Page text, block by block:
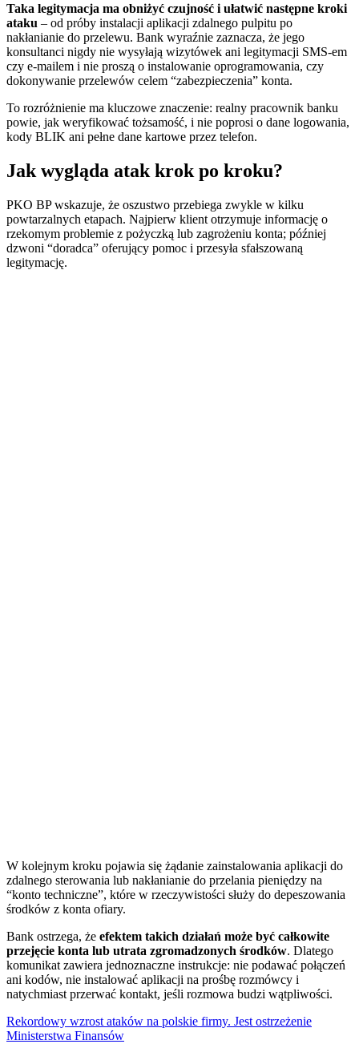
Taka legitymacja ma obniżyć czujność i ułatwić następne kroki
ataku – od próby instalacji aplikacji zdalnego pulpitu po
nakłanianie do przelewu. Bank wyraźnie zaznacza, że jego
konsultanci nigdy nie wysyłają wizytówek ani legitymacji SMS-em
czy e-mailem i nie proszą o instalowanie oprogramowania, czy
dokonywanie przelewów celem “zabezpieczenia” konta.
To rozróżnienie ma kluczowe znaczenie: realny pracownik banku
powie, jak weryfikować tożsamość, i nie poprosi o dane logowania,
kody BLIK ani pełne dane kartowe przez telefon.
Jak wygląda atak krok po kroku?
PKO BP wskazuje, że oszustwo przebiega zwykle w kilku
powtarzalnych etapach. Najpierw klient otrzymuje informację o
rzekomym problemie z pożyczką lub zagrożeniu konta; później
dzwoni “doradca” oferujący pomoc i przesyła sfałszowaną
legitymację.
W kolejnym kroku pojawia się żądanie zainstalowania aplikacji do
zdalnego sterowania lub nakłanianie do przelania pieniędzy na
“konto techniczne”, które w rzeczywistości służy do depeszowania
środków z konta ofiary.
Bank ostrzega, że efektem takich działań może być całkowite
przejęcie konta lub utrata zgromadzonych środków. Dlatego
komunikat zawiera jednoznaczne instrukcje: nie podawać połączeń
ani kodów, nie instalować aplikacji na prośbę rozmówcy i
natychmiast przerwać kontakt, jeśli rozmowa budzi wątpliwości.
Rekordowy wzrost ataków na polskie firmy. Jest ostrzeżenie
Ministerstwa Finansów